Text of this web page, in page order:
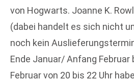
von Hogwarts. Joanne K.
(dabei handelt es sich nicht
noch kein
Ende Januar/ Anfang Februar
Februar von 20 bis 22 Uhr